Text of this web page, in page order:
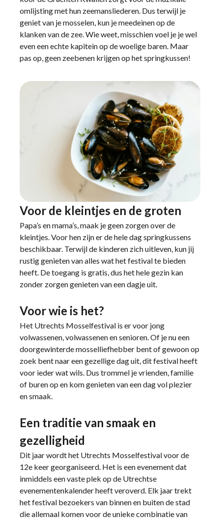
omlijsting met hun zeemansliederen. Dus terwijl je
geniet van je mosselen, kun je meedeinen op de
klanken van de zee. Wie weet, misschien voel je je wel
even een echte kapitein op de woelige baren. Maar
pas op, geen zeebenen krijgen op het springkussen!
Voor de kleintjes en de groten
Papa’s en mama’s, maak je geen zorgen over de
kleintjes. Voor hen zijn er de hele dag springkussens
beschikbaar. Terwijl de kinderen zich uitleven, kun jij
rustig genieten van alles wat het festival te bieden
heeft. De toegang is gratis, dus het hele gezin kan
zonder zorgen genieten van een dagje uit.
Voor wie is het?
Het Utrechts Mosselfestival is er voor jong
volwassenen, volwassenen en senioren. Of je nu een
doorgewinterde mosselliefhebber bent of gewoon op
zoek bent naar een gezellige dag uit, dit festival heeft
voor ieder wat wils. Dus trommel je vrienden, familie
of buren op en kom genieten van een dag vol plezier
en smaak.
Een traditie van smaak en
gezelligheid
Dit jaar wordt het Utrechts Mosselfestival voor de
12e keer georganiseerd. Het is een evenement dat
inmiddels een vaste plek op de Utrechtse
evenementenkalender heeft veroverd. Elk jaar trekt
het festival bezoekers van binnen en buiten de stad
die allemaal komen voor de unieke combinatie van